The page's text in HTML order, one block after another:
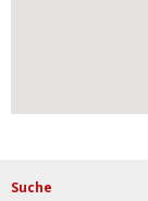
Suche